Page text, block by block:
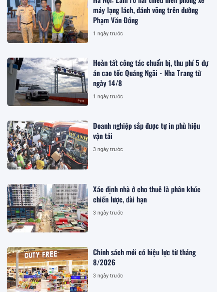
máy lạng lách, đánh võng trên đường
Phạm Văn Đồng
1 ngày trước
Hoàn tất công tác chuẩn bị, thu phí 5 dự
án cao tốc Quảng Ngãi - Nha Trang từ
ngày 14/8
1 ngày trước
Doanh nghiệp sắp được tự in phù hiệu
vận tải
3 ngày trước
Xác định nhà ở cho thuê là phân khúc
chiến lược, dài hạn
3 ngày trước
Chính sách mới có hiệu lực từ tháng
8/2026
3 ngày trước